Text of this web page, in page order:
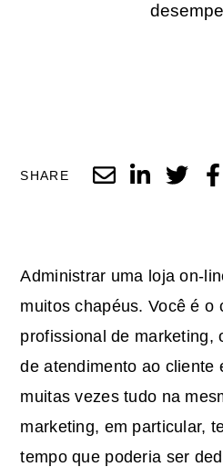
SHARE
Administrar uma loja on-
muitos chapéus. Você é o
profissional de marketing,
de atendimento ao cliente
muitas vezes tudo na
marketing, em particular,
tempo que poderia ser